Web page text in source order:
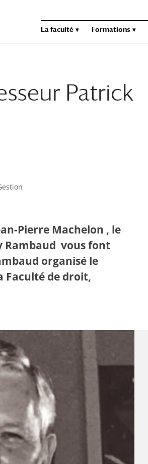
La faculté Formations
Patrick
Pierre Machelon , le
Rambaud vous font
organisé le
Faculté de droit,